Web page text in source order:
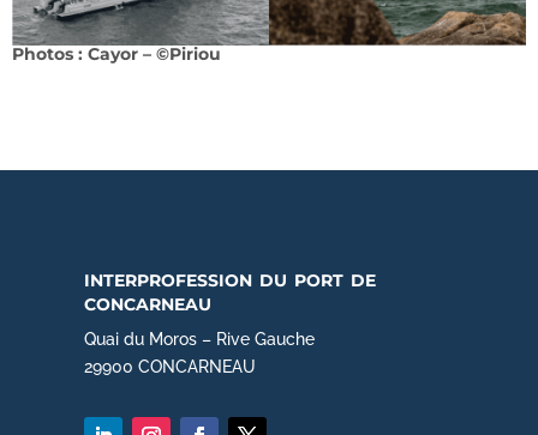
Photos : Cayor – ©Piriou
interprofession du port de
concarneau
Quai du Moros – Rive Gauche
29900 CONCARNEAU